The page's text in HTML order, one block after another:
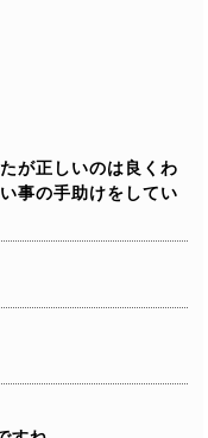
が正しいのは良くわ
事の手助けをしてい